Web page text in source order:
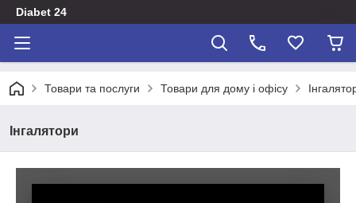
Diabet 24
Товари та послуги Товари для дому і офісу
Інгалятори